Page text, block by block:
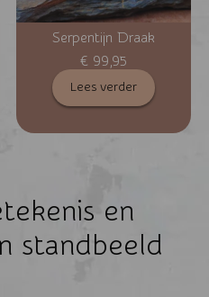
Serpentijn Draak
€ 99,95
Lees verder
en
standbeeld